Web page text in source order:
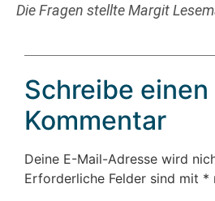
Die Fragen stellte Margit
Schreibe einen
Kommentar
Deine E-Mail-Adresse wird
Erforderliche Felder sind mit *